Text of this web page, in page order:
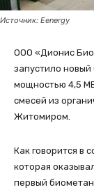
Источник: Eenergy
ООО «Дионис
запустило новый
мощностью 4,5
смесей из
Житомиром.
Как говорится в
которая
первый